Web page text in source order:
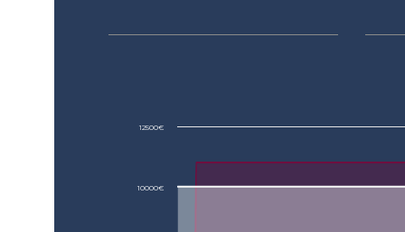
10000€
12500€